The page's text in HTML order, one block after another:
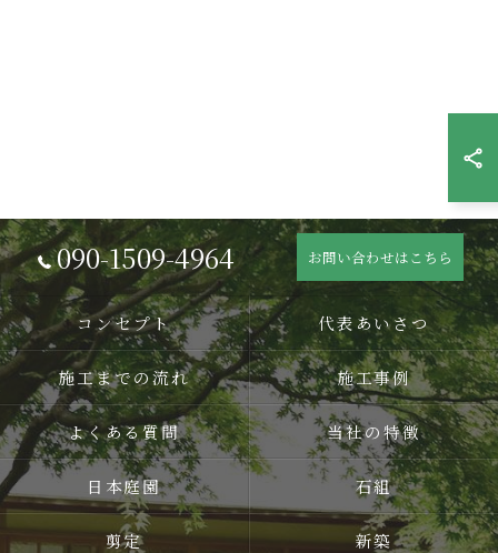
090-1509-4964 お問い合わせはこちら
コンセプト 代表あいさつ
施工までの流れ 施工事例
よくある質問 当社の特徴
日本庭園 石組
剪定 新築